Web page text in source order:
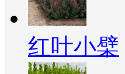
红叶小檗